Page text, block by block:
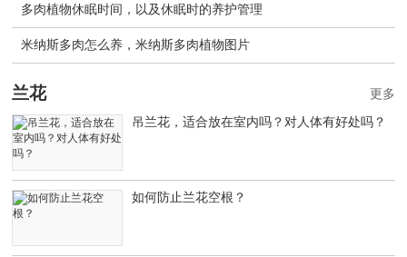
多肉植物休眠时间，以及休眠时的养护管理
米纳斯多肉怎么养，米纳斯多肉植物图片
兰花
吊兰花，适合放在室内吗？对人体有好处吗？
如何防止兰花空根？
更多